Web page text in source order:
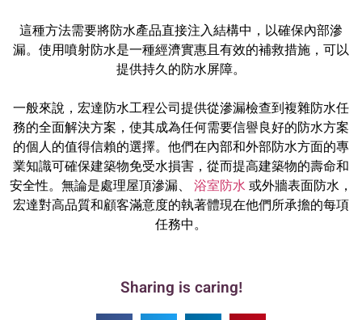
這種方法需要將防水產品直接注入結構中，以確保內部滲
漏。使用噴射防水是一種經濟實惠且有效的補救措施，可以
提供持久的防水屏障。
一般來說，宏達防水工程公司提供從滲漏檢查到複雜防水任
務的全面解決方案，使其成為任何需要信譽良好的防水方案
的個人的值得信賴的選擇。他們在內部和外部防水方面的專
業知識可確保建築物免受水損害，從而提高建築物的壽命和
安全性。無論是處理屋頂滲漏、 浴室防水 或外牆表面防水，
宏達對高品質和顧客滿意度的執著體現在他們所承擔的每項
任務中。
Sharing is caring!